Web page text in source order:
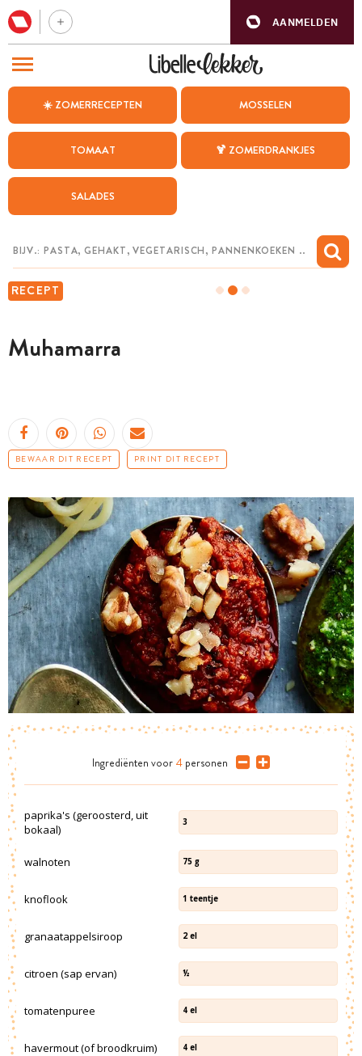
AANMELDEN
☀️ ZOMERRECEPTEN MOSSELEN
TOMAAT 🍹 ZOMERDRANKJES
SALADES
RECEPT
Muhamarra
BEWAAR DIT RECEPT PRINT DIT RECEPT
Ingrediënten voor 4 personen
paprika's (geroosterd, uit
bokaal)
3
walnoten 75 g
knoflook 1 teentje
granaatappelsiroop 2 el
citroen (sap ervan) ½
tomatenpuree 4 el
havermout (of broodkruim) 4 el
BEZOEK ONZE ANDERE WEBSITES
WEEKMENU
CHAT MET MAIA
MIJN BEWAARDE RECEPTEN